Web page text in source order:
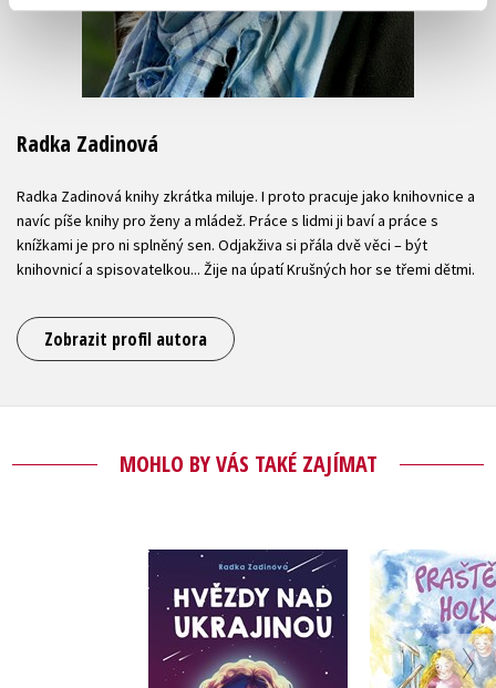
Radka Zadinová
Radka Zadinová knihy zkrátka miluje. I proto pracuje jako knihovnice a
navíc píše knihy pro ženy a mládež. Práce s lidmi ji baví a práce s
knížkami je pro ni splněný sen. Odjakživa si přála dvě věci – být
knihovnicí a spisovatelkou... Žije na úpatí Krušných hor se třemi dětmi.
Zobrazit profil autora
MOHLO BY VÁS TAKÉ ZAJÍMAT
Hvězdy nad
Ukrajinou
Radka Zadinová
Radka